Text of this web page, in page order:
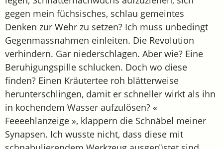
gegen mein füchsisches, schlau gemeintes
Denken zur Wehr zu setzen? Ich muss unbedingt
Gegenmassnahmen einleiten. Die Revolution
verhindern. Gar niederschlagen. Aber wie? Eine
Beruhigungspille schlucken. Doch wo diese
finden? Einen Kräutertee roh blätterweise
herunterschlingen, damit er schneller wirkt als ihn
in kochendem Wasser aufzulösen? «
Feeeehlanzeige », klappern die Schnäbel meiner
Synapsen. Ich wusste nicht, dass diese mit